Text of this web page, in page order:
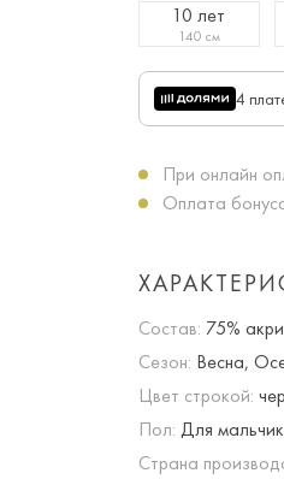
10 лет
140 см
4
При онлайн
Оплата
Состав: 75%
Сезон: Весна,
Цвет строкой:
Пол: Для
Страна